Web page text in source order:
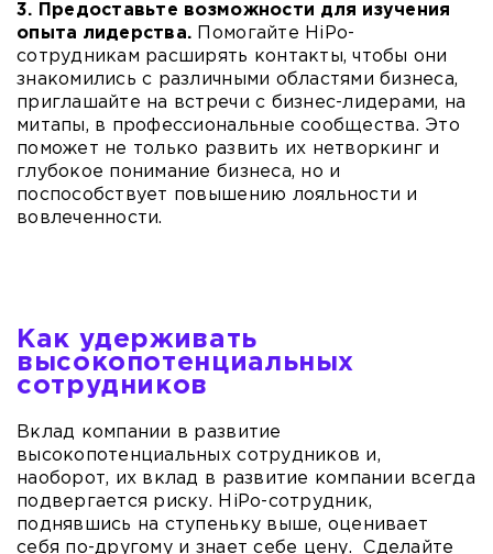
3. Предоставьте возможности для изучения
опыта лидерства.
Помогайте HiPo-
сотрудникам расширять контакты, чтобы они
знакомились с различными областями бизнеса,
приглашайте на встречи с бизнес-лидерами, на
митапы, в профессиональные сообщества. Это
поможет не только развить их нетворкинг и
глубокое понимание бизнеса, но и
поспособствует повышению лояльности и
вовлеченности.
Как удерживать
высокопотенциальных
сотрудников
Вклад компании в развитие
высокопотенциальных сотрудников и,
наоборот, их вклад в развитие компании всегда
подвергается риску. HiPo-сотрудник,
поднявшись на ступеньку выше, оценивает
себя по-другому и знает себе цену. Сделайте